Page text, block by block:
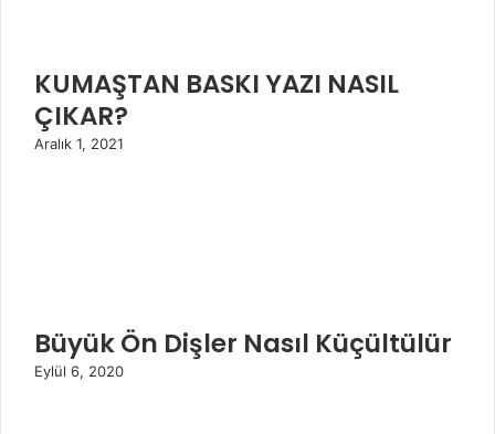
KUMAŞTAN BASKI YAZI NASIL
ÇIKAR?
Aralık 1, 2021
Büyük Ön Dişler Nasıl Küçültülür
Eylül 6, 2020